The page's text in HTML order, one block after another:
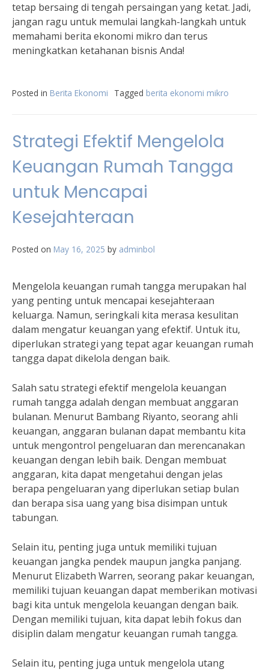
tetap bersaing di tengah persaingan yang ketat. Jadi,
jangan ragu untuk memulai langkah-langkah untuk
memahami berita ekonomi mikro dan terus
meningkatkan ketahanan bisnis Anda!
Posted in Berita Ekonomi Tagged berita ekonomi mikro
Strategi Efektif Mengelola
Keuangan Rumah Tangga
untuk Mencapai
Kesejahteraan
Posted on May 16, 2025 by adminbol
Mengelola keuangan rumah tangga merupakan hal
yang penting untuk mencapai kesejahteraan
keluarga. Namun, seringkali kita merasa kesulitan
dalam mengatur keuangan yang efektif. Untuk itu,
diperlukan strategi yang tepat agar keuangan rumah
tangga dapat dikelola dengan baik.
Salah satu strategi efektif mengelola keuangan
rumah tangga adalah dengan membuat anggaran
bulanan. Menurut Bambang Riyanto, seorang ahli
keuangan, anggaran bulanan dapat membantu kita
untuk mengontrol pengeluaran dan merencanakan
keuangan dengan lebih baik. Dengan membuat
anggaran, kita dapat mengetahui dengan jelas
berapa pengeluaran yang diperlukan setiap bulan
dan berapa sisa uang yang bisa disimpan untuk
tabungan.
Selain itu, penting juga untuk memiliki tujuan
keuangan jangka pendek maupun jangka panjang.
Menurut Elizabeth Warren, seorang pakar keuangan,
memiliki tujuan keuangan dapat memberikan motivasi
bagi kita untuk mengelola keuangan dengan baik.
Dengan memiliki tujuan, kita dapat lebih fokus dan
disiplin dalam mengatur keuangan rumah tangga.
Selain itu, penting juga untuk mengelola utang